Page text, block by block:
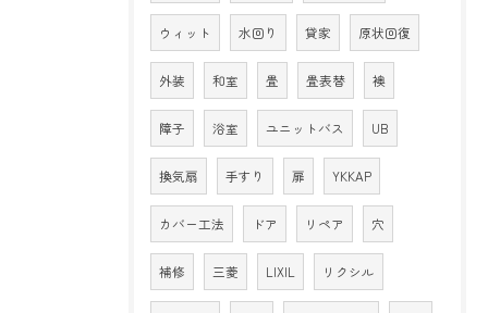
ウィット 水回り 貸家 原状回復
外装 和室 畳 畳表替 襖
障子 浴室 ユニットバス UB
換気扇 手すり 扉 YKKAP
カバー工法 ドア リペア 穴
補修 三菱 LIXIL リクシル